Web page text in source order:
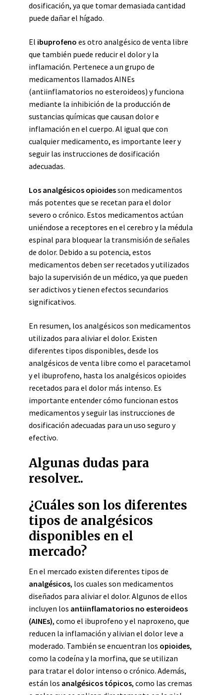
dosificación, ya que tomar demasiada cantidad
puede dañar el hígado.
El ibuprofeno es otro analgésico de venta libre
que también puede reducir el dolor y la
inflamación. Pertenece a un grupo de
medicamentos llamados AINEs
(antiinflamatorios no esteroideos) y funciona
mediante la inhibición de la producción de
sustancias químicas que causan dolor e
inflamación en el cuerpo. Al igual que con
cualquier medicamento, es importante leer y
seguir las instrucciones de dosificación
adecuadas.
Los analgésicos opioidesson medicamentos
más potentes que se recetan para el dolor
severo o crónico. Estos medicamentos actúan
uniéndose a receptores en el cerebro y la médula
espinal para bloquear la transmisión de señales
de dolor. Debido a su potencia, estos
medicamentos deben ser recetados y utilizados
bajo la supervisión de un médico, ya que pueden
ser adictivos y tienen efectos secundarios
significativos.
En resumen, los analgésicos son medicamentos
utilizados para aliviar el dolor. Existen
diferentes tipos disponibles, desde los
analgésicos de venta libre como el paracetamol
y el ibuprofeno, hasta los analgésicos opioides
recetados para el dolor más intenso. Es
importante entender cómo funcionan estos
medicamentos y seguir las instrucciones de
dosificación adecuadas para un uso seguro y
efectivo.
Algunas dudas para
resolver..
¿Cuáles son los diferentes
tipos de analgésicos
disponibles en el
mercado?
En el mercado existen diferentes tipos de
analgésicos, los cuales son medicamentos
diseñados para aliviar el dolor. Algunos de ellos
incluyen los antiinflamatorios no esteroideos
(AINEs), como el ibuprofeno y el naproxeno, que
reducen la inflamación y alivian el dolor leve a
moderado. También se encuentran los opioides,
como la codeína y la morfina, que se utilizan
para tratar el dolor intenso o crónico. Además,
están los analgésicos tópicos, como las cremas